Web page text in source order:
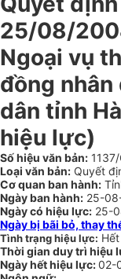
25/08/
Ngoại vụ
đồng nhân
dân tỉnh
hiệu lực)
Số hiệu văn bản:
Loại văn bản: Quyết
Cơ quan ban hành:
Ngày ban hành: 25-
Ngày có hiệu lực: 25-
Ngày bị bãi bỏ, thay
Tình trạng hiệu lực:
Thời gian duy trì hiệu
Ngày hết hiệu lực:02-